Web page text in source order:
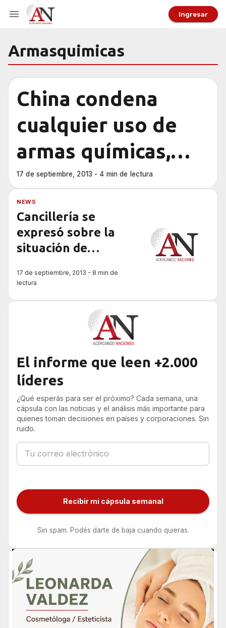
Ingresar
Armasquimicas
China condena
cualquier uso de
armas químicas,
según embajador
17 de septiembre, 2013 - 4 min de lectura
NEWS
Cancillería se
expresó sobre la
situación de
en Siria
17 de septiembre, 2013 - 8 min de
lectura
El informe que leen +2.000
líderes
¿Qué esperás para ser el próximo? Cada semana, una
cápsula con las noticias y el análisis más importante para
quienes toman decisiones en países y corporaciones. Sin
ruido.
Recibir mi cápsula semanal
Sin spam. Podés darte de baja cuando quieras.